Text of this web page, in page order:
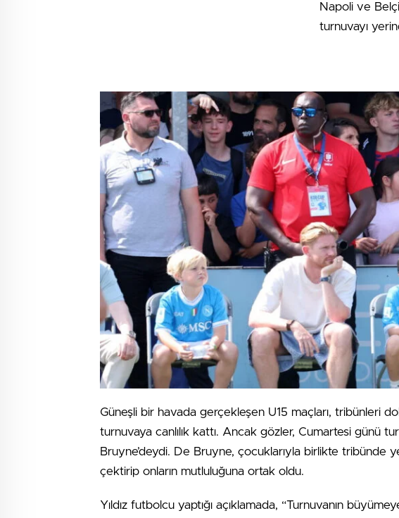
Napoli ve
turnuvayı
Güneşli bir havada gerçekleşen U15 maçları, tribünleri
turnuvaya canlılık kattı. Ancak gözler, Cumartesi günü
Bruyne’deydi. De Bruyne, çocuklarıyla birlikte tribünde
çektirip onların mutluluğuna ortak oldu.
Yıldız futbolcu yaptığı açıklamada, “Turnuvanın